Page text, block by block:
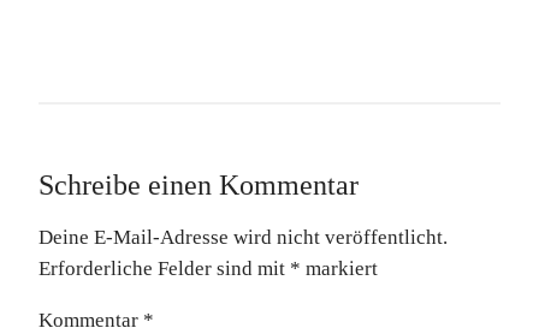
Schreibe einen Kommentar
Deine E-Mail-Adresse wird nicht veröffentlicht.
Erforderliche Felder sind mit * markiert
Kommentar *